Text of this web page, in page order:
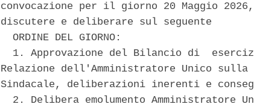
convocazione per il giorno 20 Maggio
discutere e deliberare sul seguente
  ORDINE DEL GIORNO:
1. Approvazione del Bilancio di
Relazione dell'Amministratore Unico
Sindacale, deliberazioni inerenti e
2. Delibera emolumento Amministratore